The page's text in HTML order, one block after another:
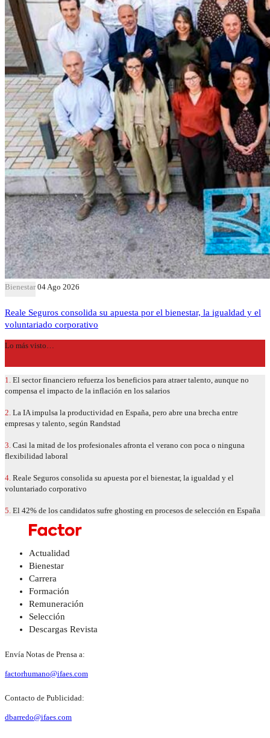
Bienestar 04 Ago 2026
Reale Seguros consolida su apuesta por el bienestar, la igualdad y el
voluntariado corporativo
Lo más visto…
1. El sector financiero refuerza los beneficios para atraer talento, aunque no
compensa el impacto de la inflación en los salarios
2. La IA impulsa la productividad en España, pero abre una brecha entre
empresas y talento, según Randstad
3. Casi la mitad de los profesionales afronta el verano con poca o ninguna
flexibilidad laboral
4. Reale Seguros consolida su apuesta por el bienestar, la igualdad y el
voluntariado corporativo
5. El 42% de los candidatos sufre ghosting en procesos de selección en España
Actualidad
Bienestar
Carrera
Formación
Remuneración
Selección
Descargas Revista
Envía Notas de Prensa a:
factorhumano@ifaes.com
Contacto de Publicidad:
dbarredo@ifaes.com